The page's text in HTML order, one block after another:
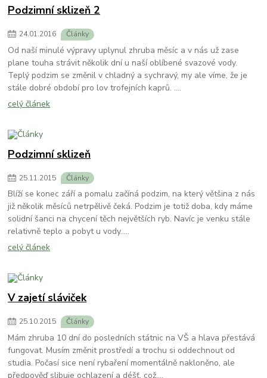
Podzimní sklizeň 2
24.01.2016 Články
Od naší minulé výpravy uplynul zhruba měsíc a v nás už zase
plane touha strávit několik dní u naší oblíbené svazové vody.
Teplý podzim se změnil v chladný a sychravý, my ale víme, že je
stále dobré období pro lov trofejních kaprů. ....
celý článek
Podzimní sklizeň
25.11.2015 Články
Blíží se konec září a pomalu začíná podzim, na který většina z nás
již několik měsíců netrpělivě čeká. Podzim je totiž doba, kdy máme
solidní šanci na chycení těch největších ryb. Navíc je venku stále
relativně teplo a pobyt u vody.....
celý článek
V zajetí sláviček
25.10.2015 Články
Mám zhruba 10 dní do posledních státnic na VŠ a hlava přestává
fungovat. Musím změnit prostředí a trochu si oddechnout od
studia. Počasí sice není rybaření momentálně nakloněno, ale
předpověď slibuje ochlazení a déšť, což....